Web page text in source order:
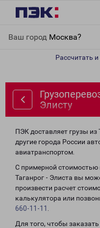
Ваш город Москва?
Рассчитать
Элисту
ПЭК доставляет грузы из
другие города России
авиатранспортом.
С примерной стоимостью
Таганрог - Элиста вы
произвести расчет
калькулятора или
660-11-11
Для того, чтобы